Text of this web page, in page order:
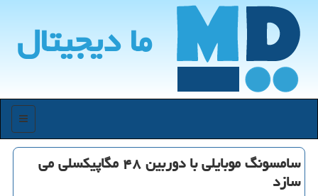
ما دیجیتال
منو
سامسونگ موبایلی با دوربین ۴۸ مگاپیكسلی می
سازد